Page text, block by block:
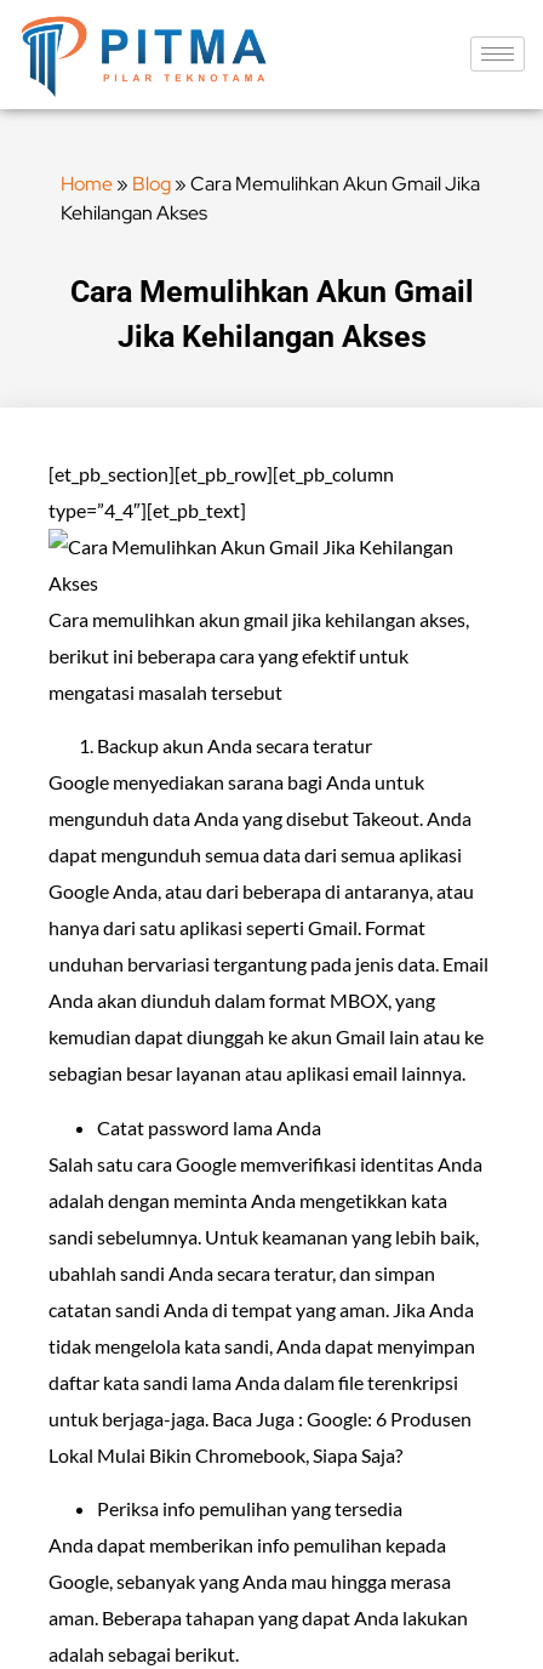
Home» Blog»Cara Memulihkan Akun Gmail Jika
Kehilangan Akses
Cara Memulihkan Akun Gmail
Jika Kehilangan Akses
[et_pb_section][et_pb_row][et_pb_column
type=”4_4″][et_pb_text]
Cara memulihkan akun gmail jika kehilangan akses,
berikut ini beberapa cara yang efektif untuk
mengatasi masalah tersebut
Backup akun Anda secara teratur
Google menyediakan sarana bagi Anda untuk
mengunduh data Anda yang disebut Takeout. Anda
dapat mengunduh semua data dari semua aplikasi
Google Anda, atau dari beberapa di antaranya, atau
hanya dari satu aplikasi seperti Gmail. Format
unduhan bervariasi tergantung pada jenis data. Email
Anda akan diunduh dalam format MBOX, yang
kemudian dapat diunggah ke akun Gmail lain atau ke
sebagian besar layanan atau aplikasi email lainnya.
Catat password lama Anda
Salah satu cara Google memverifikasi identitas Anda
adalah dengan meminta Anda mengetikkan kata
sandi sebelumnya. Untuk keamanan yang lebih baik,
ubahlah sandi Anda secara teratur, dan simpan
catatan sandi Anda di tempat yang aman. Jika Anda
tidak mengelola kata sandi, Anda dapat menyimpan
daftar kata sandi lama Anda dalam file terenkripsi
untuk berjaga-jaga. Baca Juga : Google: 6 Produsen
Lokal Mulai Bikin Chromebook, Siapa Saja?
Periksa info pemulihan yang tersedia
Anda dapat memberikan info pemulihan kepada
Google, sebanyak yang Anda mau hingga merasa
aman. Beberapa tahapan yang dapat Anda lakukan
adalah sebagai berikut.